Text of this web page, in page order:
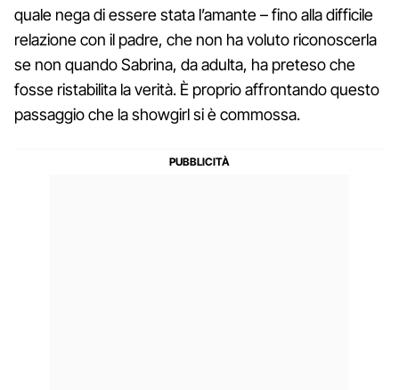
quale nega di essere stata l’amante – fino alla difficile
relazione con il padre, che non ha voluto riconoscerla
se non quando Sabrina, da adulta, ha preteso che
fosse ristabilita la verità. È proprio affrontando questo
passaggio che la showgirl si è commossa.